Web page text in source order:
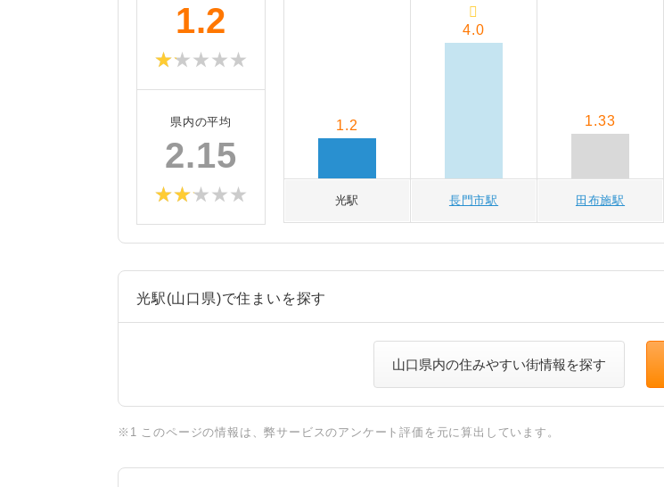
1.2
県内の平均
2.15
光駅 長門市駅 田布施駅
1.2
4.0
1.33
光駅(山口県)で住まいを探す
山口県内の住みやすい街情報を探す
※1 このページの情報は、弊サービスのアンケート評価を元に算出しています。